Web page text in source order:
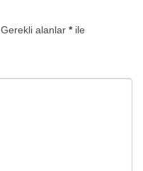
Gerekli alanlar *ile